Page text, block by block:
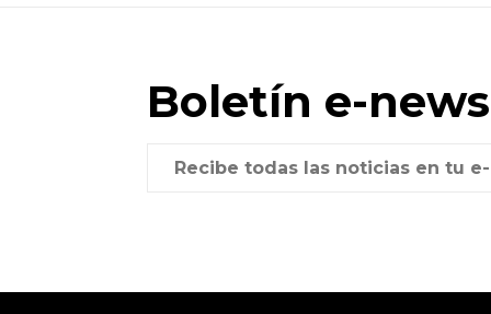
Boletín e-news